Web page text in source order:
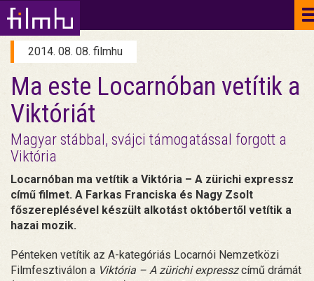
2014. 08. 08. filmhu
Ma este Locarnóban vetítik a
Viktóriát
Magyar stábbal, svájci támogatással forgott a
Viktória
Locarnóban ma vetítik a Viktória – A zürichi expressz
című filmet. A Farkas Franciska és Nagy Zsolt
főszereplésével készült alkotást októbertől vetítik a
hazai mozik.
Pénteken vetítik az A-kategóriás Locarnói Nemzetközi
Filmfesztiválon a Viktória – A zürichi expresszcímű drámát